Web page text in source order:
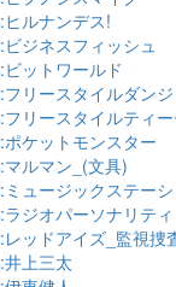
:ヒルナンデス!
:ビジネスフィッシュ
:ビットワールド
:フリースタイルダン
:フリースタイルティ
:ポケットモンスター
:マルマン_(文具)
:ミュージックステー
:ラジオパーソナリティ
:レッドアイズ_監視捜
:井上三太